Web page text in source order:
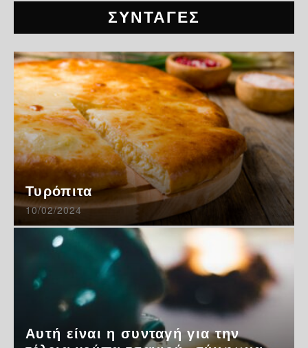
ΣΥΝΤΑΓΕΣ
Τυρόπιτα
10/02/2024
Αυτή είναι η συνταγή για την